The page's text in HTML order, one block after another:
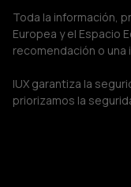
Toda la información,
Europea y el Espacio
recomendación o
IUX garantiza la
priorizamos la